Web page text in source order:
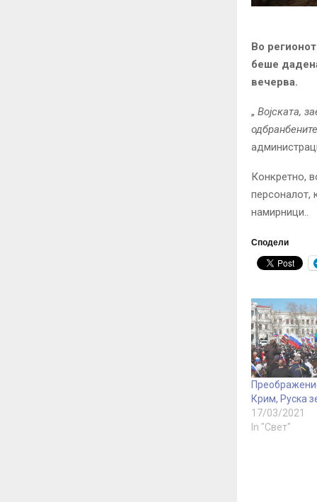
Во
беше
вечерва.
„ Војската,
Конкретно,
персоналот,
намирници..
Сподели
Крим, Руска
17/03/2021
In "Свет"